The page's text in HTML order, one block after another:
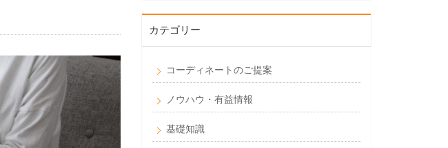
カテゴリー
コーディネートのご提案
ノウハウ・有益情報
基礎知識